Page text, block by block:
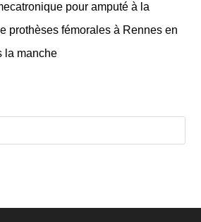
pour amputé à la
prothèses fémorales à Rennes en
la manche